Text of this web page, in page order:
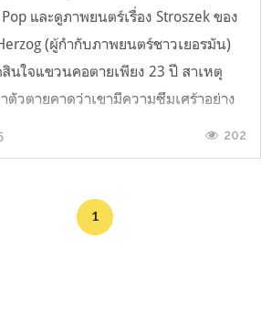
และดูภาพยนตร์เรื่อง Stroszek ของ
(ผู้กำกับภาพยนตร์ชาวเยอรมัน)
นใจแขวนคอตายเพียง 23 ปี สาเหตุ
ตัวตายคาดว่าเขามีความซึมเศร้าอย่าง
หาชีวิตคู่ (แต่งงานอายุ 19 ปี,นอกใจไป
เยี่ยม) รวมถึงอากา...
202
1